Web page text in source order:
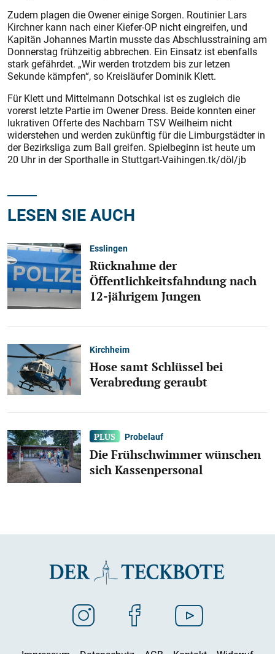
Zudem plagen die Owener einige Sorgen. Routinier Lars
Kirchner kann nach einer Kiefer-OP nicht eingreifen, und
Kapitän Johannes Martin musste das Abschlusstraining am
Donnerstag frühzeitig abbrechen. Ein Einsatz ist ebenfalls
stark gefährdet. „Wir werden trotzdem bis zur letzen
Sekunde kämpfen“, so Kreisläufer Dominik Klett.
Für Klett und Mittelmann Dotschkal ist es zugleich die
vorerst letzte Partie im Owener Dress. Beide konnten einer
lukrativen Offerte des Nachbarn TSV Weilheim nicht
widerstehen und werden zukünftig für die Limburgstädter in
der Bezirksliga zum Ball greifen. Spielbeginn ist heute um
20 Uhr in der Sporthalle in Stuttgart-Vaihingen.tk/döl/jb
LESEN SIE AUCH
Esslingen
Rücknahme der
Öffentlichkeitsfahndung nach
12-jährigem Jungen
Kirchheim
Hose samt Schlüssel bei
Verabredung geraubt
Probelauf
Die Frühschwimmer wünschen
sich Kassenpersonal